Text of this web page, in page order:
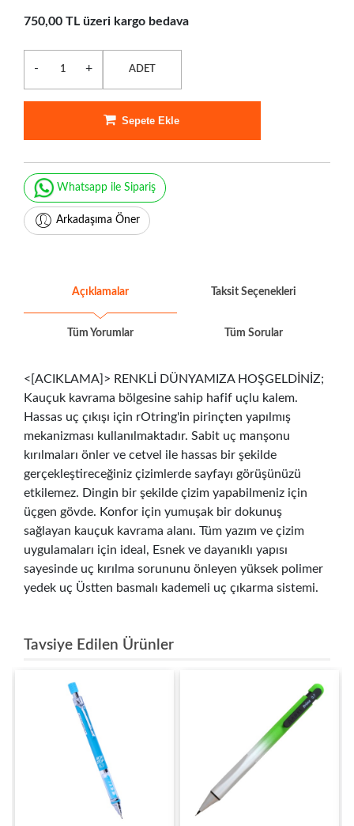
750,00 TL üzeri kargo bedava
- + ADET
Sepete Ekle
Whatsapp ile Sipariş
Arkadaşıma Öner
Açıklamalar Taksit Seçenekleri
Tüm Yorumlar Tüm Sorular
<[ACIKLAMA]> RENKLİ DÜNYAMIZA HOŞGELDİNİZ;
Kauçuk kavrama bölgesine sahip hafif uçlu kalem.
Hassas uç çıkışı için rOtring'in pirinçten yapılmış
mekanizması kullanılmaktadır. Sabit uç manşonu
kırılmaları önler ve cetvel ile hassas bir şekilde
gerçekleştireceğiniz çizimlerde sayfayı görüşünüzü
etkilemez. Dingin bir şekilde çizim yapabilmeniz için
üçgen gövde. Konfor için yumuşak bir dokunuş
sağlayan kauçuk kavrama alanı. Tüm yazım ve çizim
uygulamaları için ideal, Esnek ve dayanıklı yapısı
sayesinde uç kırılma sorununu önleyen yüksek polimer
yedek uç Üstten basmalı kademeli uç çıkarma sistemi.
Tavsiye Edilen Ürünler